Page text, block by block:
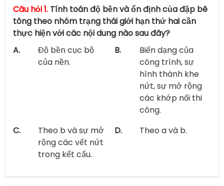
Câu hỏi 1. Tính toán độ bền và ổn định của đập bê
tông theo nhóm trạng thái giới hạn thứ hai cần
thực hiện với các nội dung nào sau đây?
A.
Độ bền cục bộ
của nền.
B.
Biến dạng của
công trình, sự
hình thành khe
nứt, sự mở rộng
các khớp nối thi
công.
C.
Theo b và sự mở
rộng các vết nứt
trong kết cấu.
D. Theo a và b.